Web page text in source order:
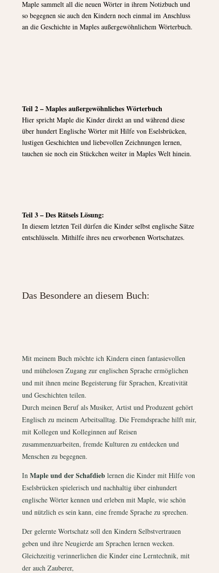
Maple sammelt all die neuen Wörter in ihrem Notizbuch und
so begegnen sie auch den Kindern noch einmal im Anschluss
an die Geschichte in Maples außergewöhnlichem Wörterbuch.
Teil 2 – Maples außergewöhnliches Wörterbuch
Hier spricht Maple die Kinder direkt an und während diese
über hundert Englische Wörter mit Hilfe von Eselsbrücken,
lustigen Geschichten und liebevollen Zeichnungen lernen,
tauchen sie noch ein Stückchen weiter in Maples Welt hinein.
Teil 3 – Des Rätsels Lösung:
In diesem letzten Teil dürfen die Kinder selbst englische Sätze
entschlüsseln. Mithilfe ihres neu erworbenen Wortschatzes.
Das Besondere an diesem Buch:
Mit meinem Buch möchte ich Kindern einen fantasievollen
und mühelosen Zugang zur englischen Sprache ermöglichen
und mit ihnen meine Begeisterung für Sprachen, Kreativität
und Geschichten teilen.
Durch meinen Beruf als Musiker, Artist und Produzent gehört
Englisch zu meinem Arbeitsalltag. Die Fremdsprache hilft mir,
mit Kollegen und Kolleginnen auf Reisen
zusammenzuarbeiten, fremde Kulturen zu entdecken und
Menschen zu begegnen.
In Maple und der Schafdieblernen die Kinder mit Hilfe von
Eselsbrücken spielerisch und nachhaltig über einhundert
englische Wörter kennen und erleben mit Maple, wie schön
und nützlich es sein kann, eine fremde Sprache zu sprechen.
Der gelernte Wortschatz soll den Kindern Selbstvertrauen
geben und ihre Neugierde am Sprachen lernen wecken.
Gleichzeitig verinnerlichen die Kinder eine Lerntechnik, mit
der auch Zauberer,